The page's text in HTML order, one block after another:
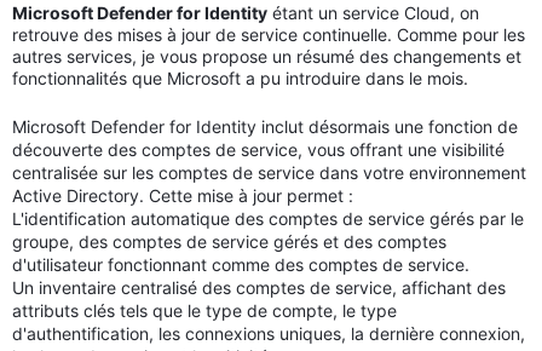
Microsoft Defender for Identity étant un service Cloud, on
retrouve des mises à jour de service continuelle. Comme pour les
autres services, je vous propose un résumé des changements et
fonctionnalités que Microsoft a pu introduire dans le mois.
Microsoft Defender for Identity inclut désormais une fonction de
découverte des comptes de service, vous offrant une visibilité
centralisée sur les comptes de service dans votre environnement
Active Directory. Cette mise à jour permet :
L'identification automatique des comptes de service gérés par le
groupe, des comptes de service gérés et des comptes
d'utilisateur fonctionnant comme des comptes de service.
Un inventaire centralisé des comptes de service, affichant des
attributs clés tels que le type de compte, le type
d'authentification, les connexions uniques, la dernière connexion,